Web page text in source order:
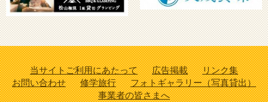
当サイトご利用にあたって 広告掲載
リンク集
お問い合わせ
修学旅行
フォトギャラリー（写真貸出）
事業者の皆さまへ